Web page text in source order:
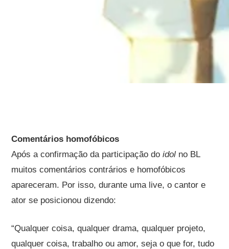
Comentários homofóbicos
Após a confirmação da participação doidol no BL
muitos comentários contrários e homofóbicos
apareceram. Por isso, durante uma live, o cantor e
ator se posicionou dizendo:
“Qualquer coisa, qualquer drama, qualquer projeto,
qualquer coisa, trabalho ou amor, seja o que for, tudo